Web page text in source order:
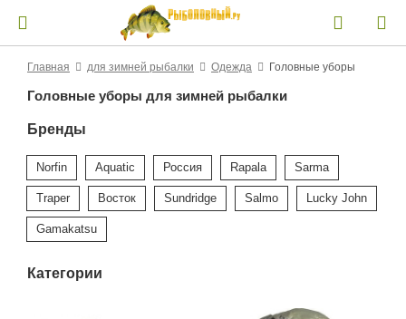
Главная для зимней рыбалки Одежда Головные уборы
Головные уборы для зимней рыбалки
Бренды
Norfin Aquatic Россия Rapala Sarma
Traper Восток Sundridge Salmo Lucky John
Gamakatsu
Категории